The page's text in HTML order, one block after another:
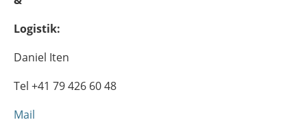
Logistik:
Daniel Iten
Tel +41 79 426 60 48
Mail